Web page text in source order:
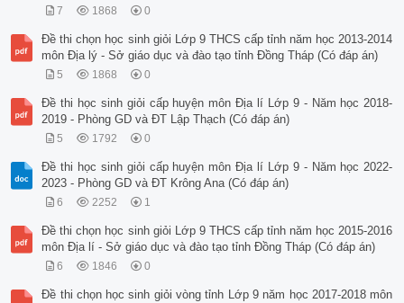
7 1868 0
Đề thi chọn học sinh giỏi Lớp 9 THCS cấp tỉnh năm học 2013-2014
môn Địa lý - Sở giáo dục và đào tạo tỉnh Đồng Tháp (Có đáp án)
5 1868 0
Đề thi học sinh giỏi cấp huyện môn Địa lí Lớp 9 - Năm học 2018-
2019 - Phòng GD và ĐT Lập Thạch (Có đáp án)
5 1792 0
Đề thi học sinh giỏi cấp huyện môn Địa lí Lớp 9 - Năm học 2022-
2023 - Phòng GD và ĐT Krông Ana (Có đáp án)
6 2252 1
Đề thi chọn học sinh giỏi Lớp 9 THCS cấp tỉnh năm học 2015-2016
môn Địa lí - Sở giáo dục và đào tạo tỉnh Đồng Tháp (Có đáp án)
6 1846 0
Đề thi chọn học sinh giỏi vòng tỉnh Lớp 9 năm học 2017-2018 môn